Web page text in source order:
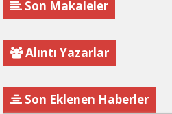
Son Makaleler
Alıntı Yazarlar
Son Eklenen Haberler